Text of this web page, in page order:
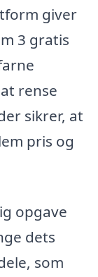
giver
3 gratis
rense
sikrer, at
pris og
opgave
dets
som